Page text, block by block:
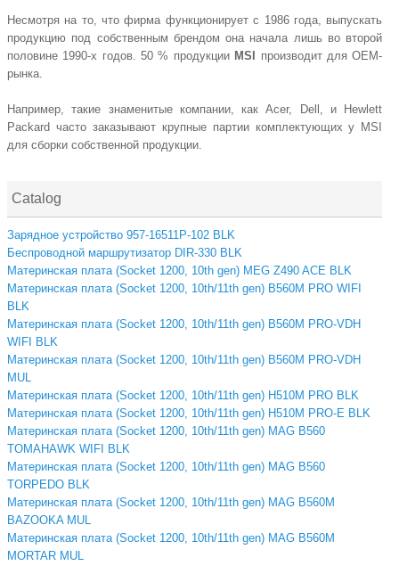
Несмотря на то, что фирма функционирует с 1986 года, выпускать
продукцию под собственным брендом она начала лишь во второй
половине 1990-х годов. 50 % продукции MSI
производит для OEM-
рынка.
Например, такие знаменитые компании, как Acer, Dell, и
Hewlett
Packard часто заказывают крупные партии комплектующих у MSI
для сборки собственной продукции.
Catalog
Зарядное устройство 957-16511P-102 BLK
Беспроводной маршрутизатор DIR-330 BLK
Материнская плата (Socket 1200, 10th gen) MEG Z490 ACE BLK
Материнская плата (Socket 1200, 10th/11th gen) B560M PRO WIFI
BLK
Материнская плата (Socket 1200, 10th/11th gen) B560M PRO-VDH
WIFI BLK
Материнская плата (Socket 1200, 10th/11th gen) B560M PRO-VDH
MUL
Материнская плата (Socket 1200, 10th/11th gen) H510M PRO BLK
Материнская плата (Socket 1200, 10th/11th gen) H510M PRO-E BLK
Материнская плата (Socket 1200, 10th/11th gen) MAG B560
TOMAHAWK WIFI BLK
Материнская плата (Socket 1200, 10th/11th gen) MAG B560
TORPEDO BLK
Материнская плата (Socket 1200, 10th/11th gen) MAG B560M
BAZOOKA MUL
Материнская плата (Socket 1200, 10th/11th gen) MAG B560M
MORTAR MUL